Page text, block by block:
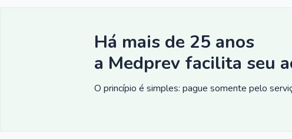
Há mais de 25 anos
a Medprev facilita seu
O princípio é simples: pague somente pelo